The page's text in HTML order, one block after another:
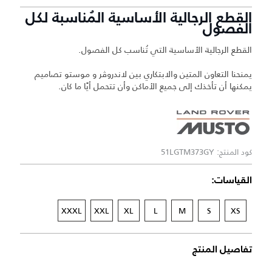
القطع الرجالية الأساسية المُناسبة لكل
الفصول
القطع الرجالية الأساسية التي تُناسب كل الفصول.
يمنحنا التعاون المتين والابتكاري بين لاندروڤر و موستو تصاميم
يمكنها أن تأخذك إلى جميع الأماكن وأن تتحمل أيًا ما كان.
كود المنتج: 51LGTM373GY
القياسات:
XS
S
M
L
XL
XXL
XXXL
تفاصيل المنتج